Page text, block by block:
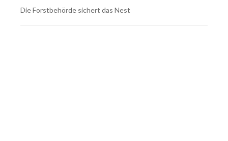
Die Forstbehörde sichert das Nest